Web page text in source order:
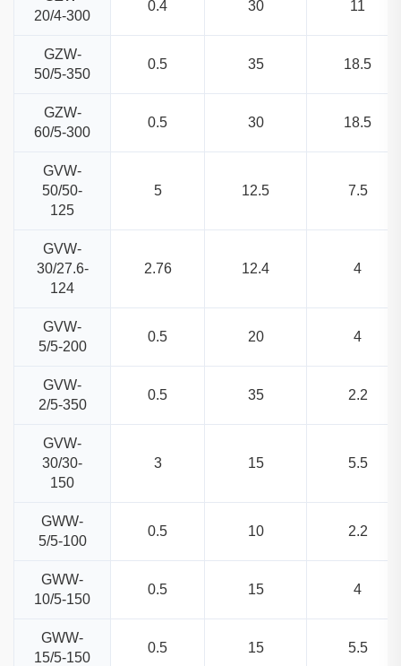
20/4-300
0.4 30 11
GZW-
50/5-350
0.5 35 18.5
GZW-
60/5-300
0.5 30 18.5
GVW-
50/50-
125
5 12.5 7.5
GVW-
30/27.6-
124
2.76 12.4 4
GVW-
5/5-200
0.5 20 4
GVW-
2/5-350
0.5 35 2.2
GVW-
30/30-
150
3 15 5.5
GWW-
5/5-100
0.5 10 2.2
GWW-
10/5-150
0.5 15 4
GWW-
15/5-150
0.5 15 5.5